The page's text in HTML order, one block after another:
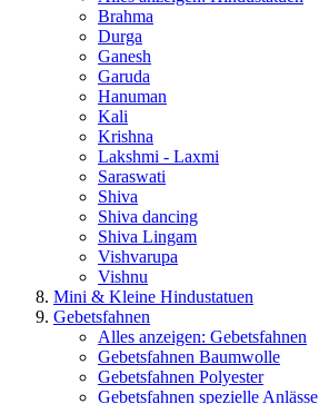
Brahma
Durga
Ganesh
Garuda
Hanuman
Kali
Krishna
Lakshmi - Laxmi
Saraswati
Shiva
Shiva dancing
Shiva Lingam
Vishvarupa
Vishnu
Mini & Kleine Hindustatuen
Gebetsfahnen
Alles anzeigen: Gebetsfahnen
Gebetsfahnen Baumwolle
Gebetsfahnen Polyester
Gebetsfahnen spezielle Anlässe